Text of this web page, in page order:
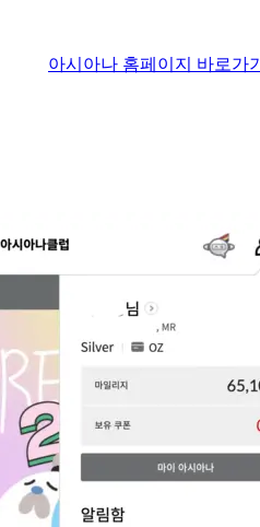
아시아나 홈페이지 바로가기